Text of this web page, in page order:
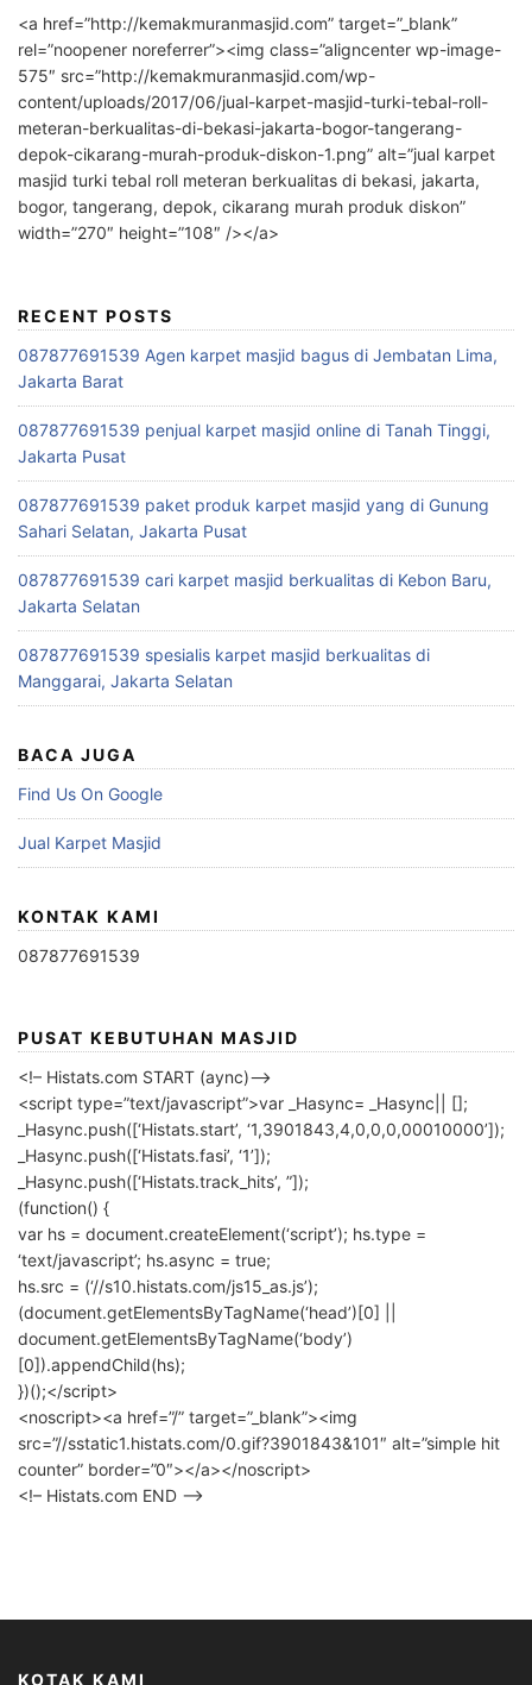
<a href=”http://kemakmuranmasjid.com” target=”_blank”
rel=”noopener noreferrer”><img class=”aligncenter wp-image-
575″ src=”http://kemakmuranmasjid.com/wp-
content/uploads/2017/06/jual-karpet-masjid-turki-tebal-roll-
meteran-berkualitas-di-bekasi-jakarta-bogor-tangerang-
depok-cikarang-murah-produk-diskon-1.png” alt=”jual karpet
masjid turki tebal roll meteran berkualitas di bekasi, jakarta,
bogor, tangerang, depok, cikarang murah produk diskon”
width=”270″ height=”108″ /></a>
RECENT POSTS
087877691539 Agen karpet masjid bagus di Jembatan Lima,
Jakarta Barat
087877691539 penjual karpet masjid online di Tanah Tinggi,
Jakarta Pusat
087877691539 paket produk karpet masjid yang di Gunung
Sahari Selatan, Jakarta Pusat
087877691539 cari karpet masjid berkualitas di Kebon Baru,
Jakarta Selatan
087877691539 spesialis karpet masjid berkualitas di
Manggarai, Jakarta Selatan
BACA JUGA
Find Us On Google
Jual Karpet Masjid
KONTAK KAMI
087877691539
PUSAT KEBUTUHAN MASJID
<!– Histats.com START (aync)–>
<script type=”text/javascript”>var _Hasync= _Hasync|| [];
_Hasync.push([‘Histats.start’, ‘1,3901843,4,0,0,0,00010000’]);
_Hasync.push([‘Histats.fasi’, ‘1’]);
_Hasync.push([‘Histats.track_hits’, ”]);
(function() {
var hs = document.createElement(‘script’); hs.type =
‘text/javascript’; hs.async = true;
hs.src = (‘//s10.histats.com/js15_as.js’);
(document.getElementsByTagName(‘head’)[0] ||
document.getElementsByTagName(‘body’)
[0]).appendChild(hs);
})();</script>
<noscript><a href=”/” target=”_blank”><img
src=”//sstatic1.histats.com/0.gif?3901843&101″ alt=”simple hit
counter” border=”0″></a></noscript>
<!– Histats.com END –>
KOTAK KAMI